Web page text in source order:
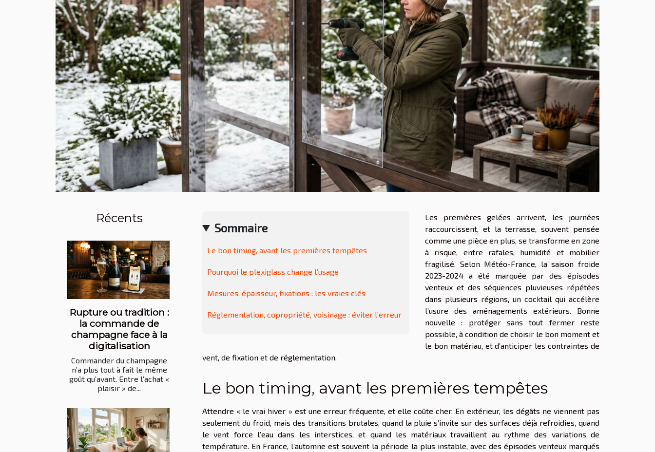
Récents
Rupture ou tradition :
la commande de
champagne face à la
digitalisation
Commander du champagne
n’a plus tout à fait le même
goût qu’avant. Entre l’achat «
plaisir » de...
Sommaire
Le bon timing, avant les premières tempêtes
Pourquoi le plexiglass change l’usage
Mesures, épaisseur, fixations : les vraies clés
Réglementation, copropriété, voisinage : éviter l’erreur
Les premières gelées arrivent, les journées
raccourcissent, et la terrasse, souvent pensée
comme une pièce en plus, se transforme en zone
à risque, entre rafales, humidité et mobilier
fragilisé. Selon Météo-France, la saison froide
2023-2024 a été marquée par des épisodes
venteux et des séquences pluvieuses répétées
dans plusieurs régions, un cocktail qui accélère
l’usure des aménagements extérieurs. Bonne
nouvelle : protéger sans tout fermer reste
possible, à condition de choisir le bon moment et
le bon matériau, et d’anticiper les contraintes de
vent, de fixation et de réglementation.
Le bon timing, avant les premières tempêtes
Attendre « le vrai hiver » est une erreur fréquente, et elle coûte cher. En extérieur, les dégâts ne viennent pas
seulement du froid, mais des transitions brutales, quand la pluie s’invite sur des surfaces déjà refroidies, quand
le vent force l’eau dans les interstices, et quand les matériaux travaillent au rythme des variations de
température. En France, l’automne est souvent la période la plus instable, avec des épisodes venteux marqués